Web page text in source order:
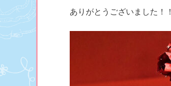
ありがとうございました！！